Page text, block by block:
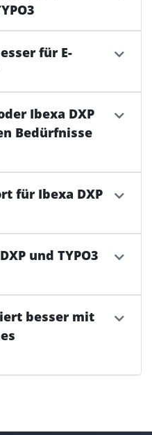
für E-
Ibexa DXP
Bedürfnisse
für Ibexa DXP
und TYPO3
besser mit